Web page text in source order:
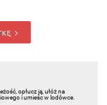
opłucz ją, ułóż na
i umieśc w lodówce.